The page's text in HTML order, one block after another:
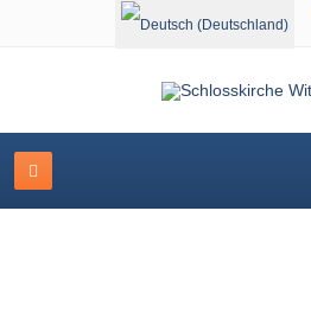
Sprache auswählen